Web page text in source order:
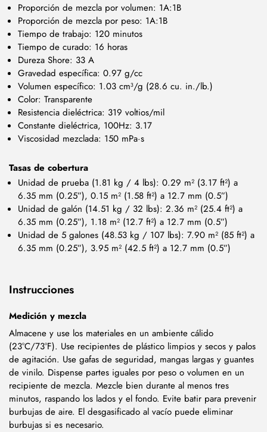
Proporción de mezcla por volumen: 1A:1B
Proporción de mezcla por peso: 1A:1B
Tiempo de trabajo: 120 minutos
Tiempo de curado: 16 horas
Dureza Shore: 33 A
Gravedad específica: 0.97 g/cc
Volumen específico: 1.03 cm³/g (28.6 cu. in./lb.)
Color: Transparente
Resistencia dieléctrica: 319 voltios/mil
Constante dieléctrica, 100Hz: 3.17
Viscosidad mezclada: 150 mPa·s
Tasas de cobertura
Unidad de prueba (1.81 kg / 4 lbs): 0.29 m² (3.17 ft²) a
6.35 mm (0.25”), 0.15 m² (1.58 ft²) a 12.7 mm (0.5”)
Unidad de galón (14.51 kg / 32 lbs): 2.36 m² (25.4 ft²) a
6.35 mm (0.25”), 1.18 m² (12.7 ft²) a 12.7 mm (0.5”)
Unidad de 5 galones (48.53 kg / 107 lbs): 7.90 m² (85 ft²) a
6.35 mm (0.25”), 3.95 m² (42.5 ft²) a 12.7 mm (0.5”)
Instrucciones
Medición y mezcla
Almacene y use los materiales en un ambiente cálido
(23°C/73°F). Use recipientes de plástico limpios y secos y palos
de agitación. Use gafas de seguridad, mangas largas y guantes
de vinilo. Dispense partes iguales por peso o volumen en un
recipiente de mezcla. Mezcle bien durante al menos tres
minutos, raspando los lados y el fondo. Evite batir para prevenir
burbujas de aire. El desgasificado al vacío puede eliminar
burbujas si es necesario.